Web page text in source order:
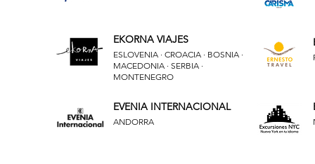
EKORNA VIAJES
ESLOVENIA · CROACIA · BOSNIA ·
MACEDONIA · SERBIA ·
MONTENEGRO
EVENIA INTERNACIONAL
ANDORRA